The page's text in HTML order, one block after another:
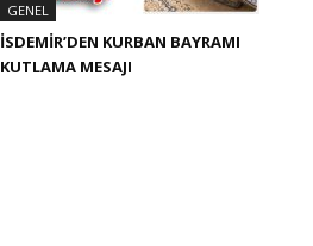
GENEL
İSDEMIR’DEN KURBAN BAYRAMI
KUTLAMA MESAJI